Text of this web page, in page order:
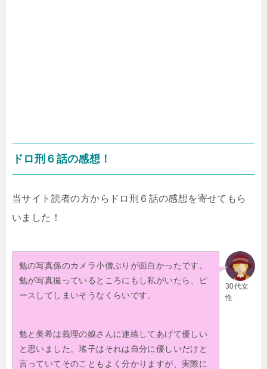
ドロ刑６話の感想！
当サイト読者の方からドロ刑６話の感想を寄せてもら
いました！
30代女
性
勉の写真係のカメラ小僧ぶりが面白かったです。
勉が写真撮っているところにもし私がいたら、ピ
ースしてしまいそうなくらいです。
勉と美希は義理の娘さんに連絡してあげて優しい
と思いました。瑤子はそれは自分に優しいだけと
言っていてそのこともよく分かりますが、実際に